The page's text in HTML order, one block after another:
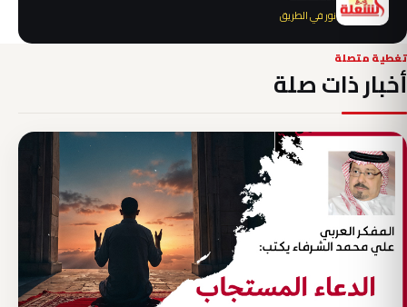
نور في الطريق
تغطية متصلة
أخبار ذات صلة